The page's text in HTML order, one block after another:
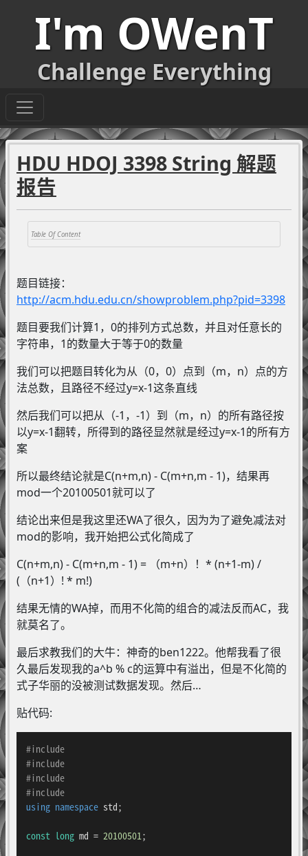
I'm OWenT
Challenge Everything
HDU HDOJ 3398 String 解题
报告
题目链接：
http://acm.hdu.edu.cn/showproblem.php?pid=3398
题目要我们计算1，0的排列方式总数，并且对任意长的
字符串，1的数量大于等于0的数量
我们可以把题目转化为从（0，0）点到（m，n）点的方
法总数，且路径不经过y=x-1这条直线
然后我们可以把从（-1，-1）到（m，n）的所有路径按
以y=x-1翻转，所得到的路径显然就是经过y=x-1的所有方
案
所以最终结论就是C(n+m,n) - C(m+n,m - 1)，结果再
mod一个20100501就可以了
结论出来但是我这里还WA了很久，因为为了避免减法对
mod的影响，我开始把公式化简成了
C(n+m,n) - C(m+n,m - 1) = （m+n）！* (n+1-m) /
(（n+1）! * m!)
结果无情的WA掉，而用不化简的组合的减法反而AC，我
就莫名了。
最后求教我们的大牛：神奇的ben1222。他帮我看了很
久最后发现我的a^b % c的运算中有溢出，但是不化简的
式子华丽的没被测试数据发现。然后…
贴代码:
#include
#include
#include
#include
using namespace std;
const long md = 20100501 ;